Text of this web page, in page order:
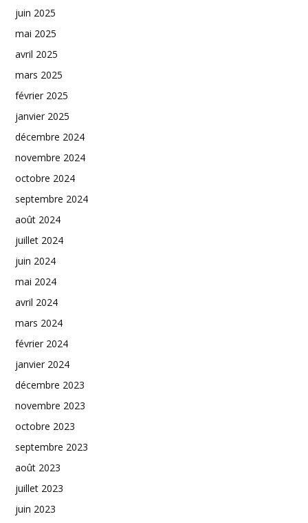
juin 2025
mai 2025
avril 2025
mars 2025
février 2025
janvier 2025
décembre 2024
novembre 2024
octobre 2024
septembre 2024
août 2024
juillet 2024
juin 2024
mai 2024
avril 2024
mars 2024
février 2024
janvier 2024
décembre 2023
novembre 2023
octobre 2023
septembre 2023
août 2023
juillet 2023
juin 2023